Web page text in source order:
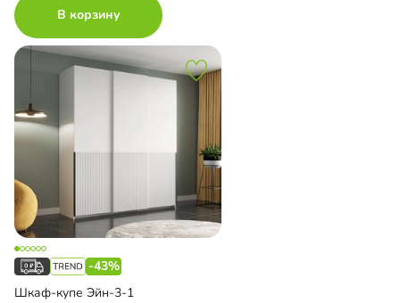
В корзину
-43%
Шкаф-купе Эйн-3-1